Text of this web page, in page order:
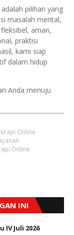
adalah pilihan yang
masalah mental,
aman,
praktisi
kami siap
dalam hidup
Anda menuju
Online
Online
INI
Juli 2026